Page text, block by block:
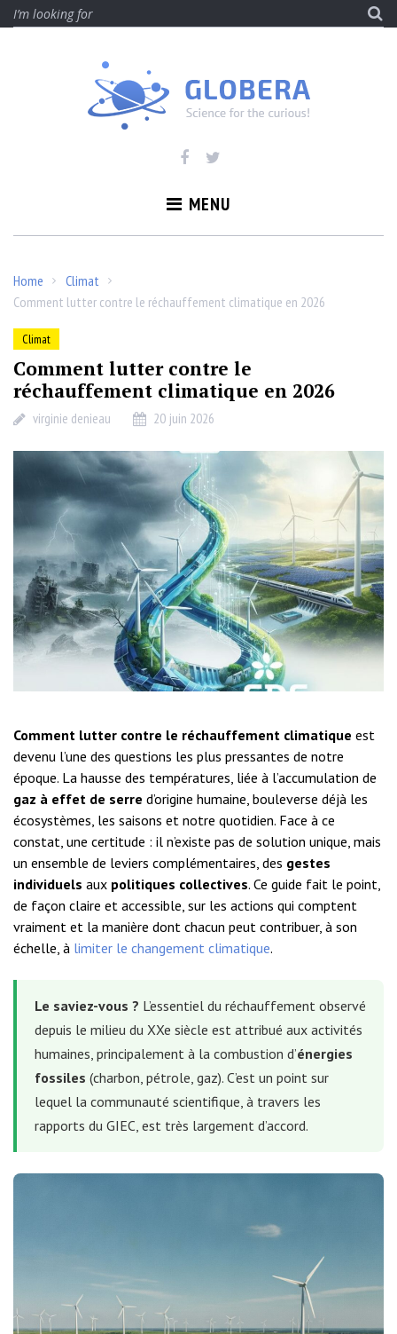
Skip
to
MENU
Home Climat
Comment lutter contre le réchauffement climatique en 2026
Climat
Comment lutter contre le
réchauffement climatique en 2026
virginie denieau 20 juin 2026
Comment lutter contre le réchauffement climatique est
devenu l’une des questions les plus pressantes de notre
époque. La hausse des températures, liée à l’accumulation de
gaz à effet de serre d’origine humaine, bouleverse déjà les
écosystèmes, les saisons et notre quotidien. Face à ce
constat, une certitude : il n’existe pas de solution unique, mais
un ensemble de leviers complémentaires, des gestes
individuels aux politiques collectives. Ce guide fait le point,
de façon claire et accessible, sur les actions qui comptent
vraiment et la manière dont chacun peut contribuer, à son
échelle, à limiter le changement climatique.
Le saviez-vous ? L’essentiel du réchauffement observé
depuis le milieu du XXe siècle est attribué aux activités
humaines, principalement à la combustion d’énergies
fossiles (charbon, pétrole, gaz). C’est un point sur
lequel la communauté scientifique, à travers les
rapports du GIEC, est très largement d’accord.